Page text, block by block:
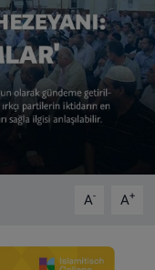
A- A+